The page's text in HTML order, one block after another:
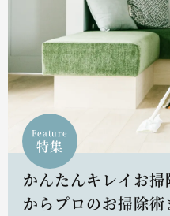
Feature
特集
かんたんキレイお
からプロのお掃除術